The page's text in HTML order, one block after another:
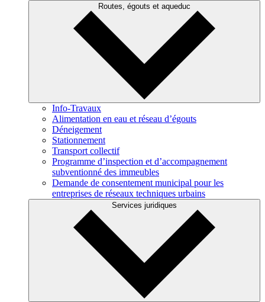
Routes, égouts et aqueduc
Info-Travaux
Alimentation en eau et réseau d’égouts
Déneigement
Stationnement
Transport collectif
Programme d’inspection et d’accompagnement
subventionné des immeubles
Demande de consentement municipal pour les
entreprises de réseaux techniques urbains
Services juridiques